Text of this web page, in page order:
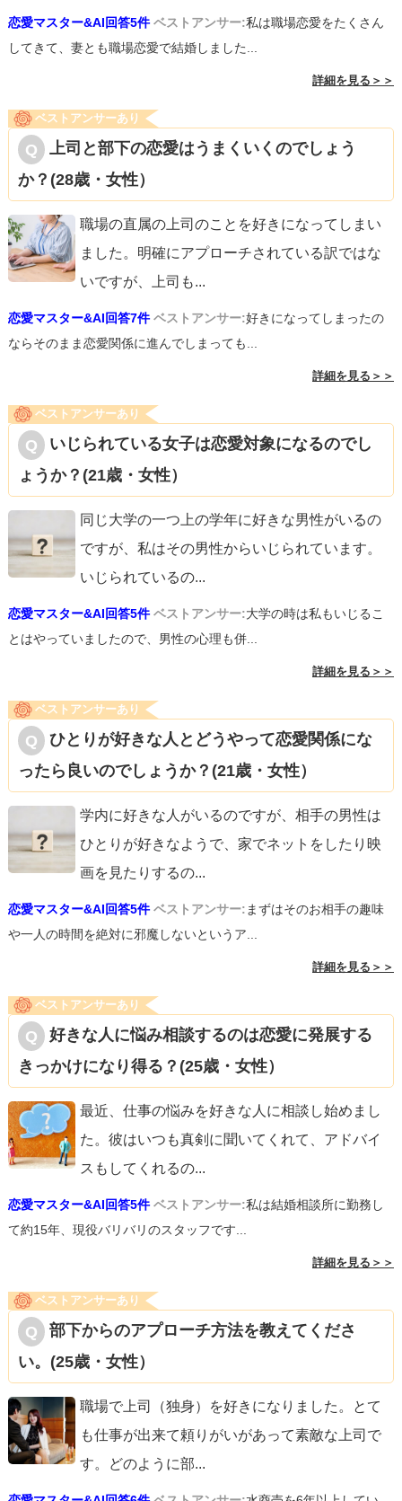
恋愛マスター&AI回答5件 ベストアンサー:私は職場恋愛をたくさん
してきて、妻とも職場恋愛で結婚しました...
詳細を見る＞＞
ベストアンサーあり
上司と部下の恋愛はうまくいくのでしょう
か？(28歳・女性）
職場の直属の上司のことを好きになってしまい
ました。明確にアプローチされている訳ではな
いですが、上司も...
恋愛マスター&AI回答7件 ベストアンサー:好きになってしまったの
ならそのまま恋愛関係に進んでしまっても...
詳細を見る＞＞
ベストアンサーあり
いじられている女子は恋愛対象になるのでし
ょうか？(21歳・女性）
同じ大学の一つ上の学年に好きな男性がいるの
ですが、私はその男性からいじられています。
いじられているの...
恋愛マスター&AI回答5件 ベストアンサー:大学の時は私もいじるこ
とはやっていましたので、男性の心理も併...
詳細を見る＞＞
ベストアンサーあり
ひとりが好きな人とどうやって恋愛関係にな
ったら良いのでしょうか？(21歳・女性）
学内に好きな人がいるのですが、相手の男性は
ひとりが好きなようで、家でネットをしたり映
画を見たりするの...
恋愛マスター&AI回答5件 ベストアンサー:まずはそのお相手の趣味
や一人の時間を絶対に邪魔しないというア...
詳細を見る＞＞
ベストアンサーあり
好きな人に悩み相談するのは恋愛に発展する
きっかけになり得る？(25歳・女性）
最近、仕事の悩みを好きな人に相談し始めまし
た。彼はいつも真剣に聞いてくれて、アドバイ
スもしてくれるの...
恋愛マスター&AI回答5件 ベストアンサー:私は結婚相談所に勤務し
て約15年、現役バリバリのスタッフです...
詳細を見る＞＞
ベストアンサーあり
部下からのアプローチ方法を教えてくださ
い。(25歳・女性）
職場で上司（独身）を好きになりました。とて
も仕事が出来て頼りがいがあって素敵な上司で
す。どのように部...